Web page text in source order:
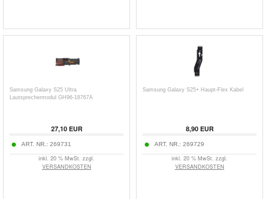
Samsung Galaxy S25 Ultra
Lautsprechermodul GH96-18767A
27,10EUR
ART. NR.: 269731
inkl. 20 % MwSt. zzgl.
VERSANDKOSTEN
Samsung Galaxy S25+ Haupt-Flex Kabel
8,90EUR
ART. NR.: 269729
inkl. 20 % MwSt. zzgl.
VERSANDKOSTEN